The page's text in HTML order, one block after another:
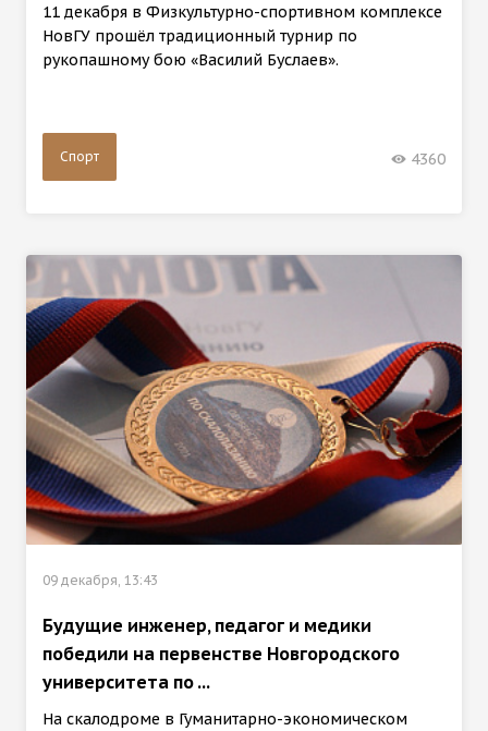
11 декабря в Физкультурно-спортивном комплексе
НовГУ прошёл традиционный турнир по
рукопашному бою «Василий Буслаев».
Спорт 4360
09 декабря, 13:43
Будущие инженер, педагог и медики
победили на первенстве Новгородского
университета по ...
На скалодроме в Гуманитарно-экономическом